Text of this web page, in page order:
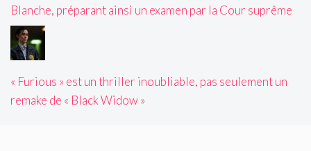
Blanche, préparant ainsi un examen par la Cour suprême
« Furious » est un thriller inoubliable, pas seulement un
remake de « Black Widow »